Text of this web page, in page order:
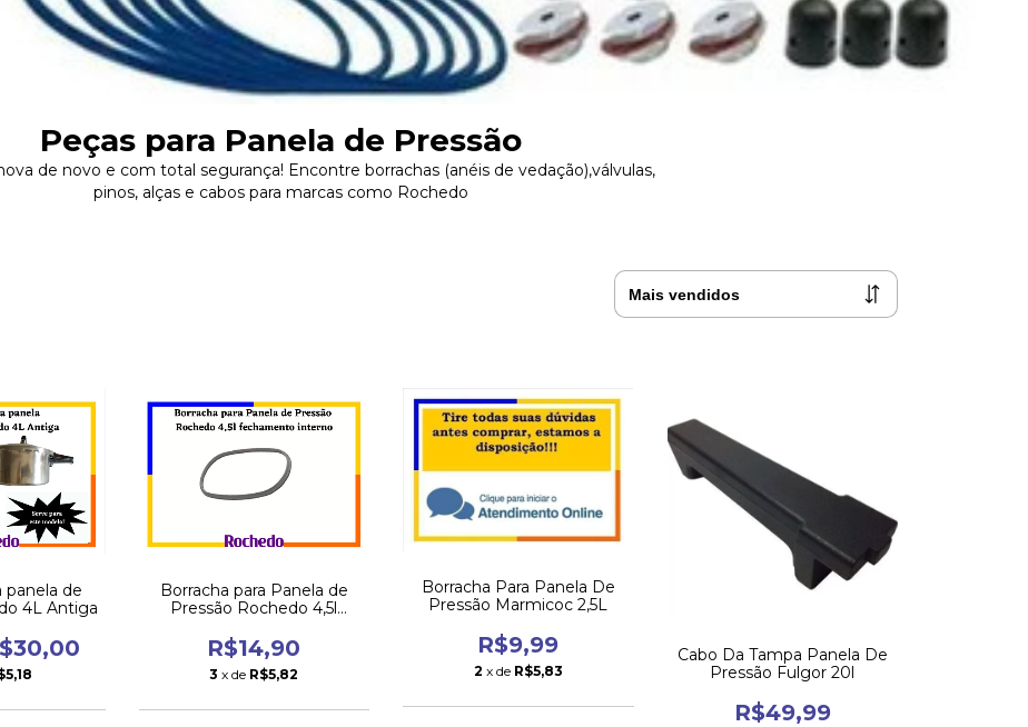
Peças para Panela de Pressão
de novo e com total segurança! Encontre borrachas (anéis de vedação),válvulas,
pinos, alças e cabos para marcas como Rochedo
panela de
4L Antiga
Borracha para Panela de
Pressão Rochedo 4,5l
R$14,90
3 x de R$5,82
Borracha Para Panela De
Pressão Marmicoc 2,5L
R$9,99
2 x de R$5,83
Cabo Da Tampa Panela De
Pressão Fulgor 20l
R$49,99